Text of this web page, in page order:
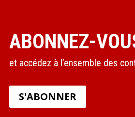
ABONNEZ-
et accédez à l’ensemble des
S'ABONNER